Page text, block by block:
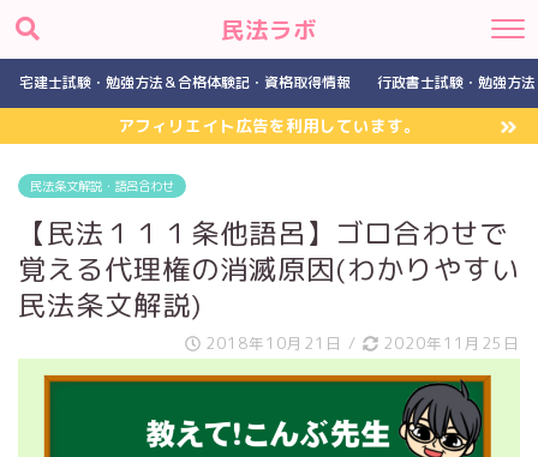
民法ラボ
宅建士試験・勉強方法＆合格体験記・資格取得情報 行政書士試験・勉強方
アフィリエイト広告を利用しています。
民法条文解説・語呂合わせ
【民法１１１条他語呂】ゴロ合わせで
覚える代理権の消滅原因(わかりやすい
民法条文解説)
2018年10月21日 / 2020年11月25日